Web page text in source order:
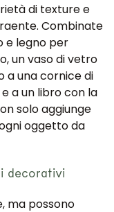
di texture e
Combinate
e legno per
un vaso di vetro
a una cornice di
a un libro con la
solo aggiunge
oggetto da
decorativi
ma possono